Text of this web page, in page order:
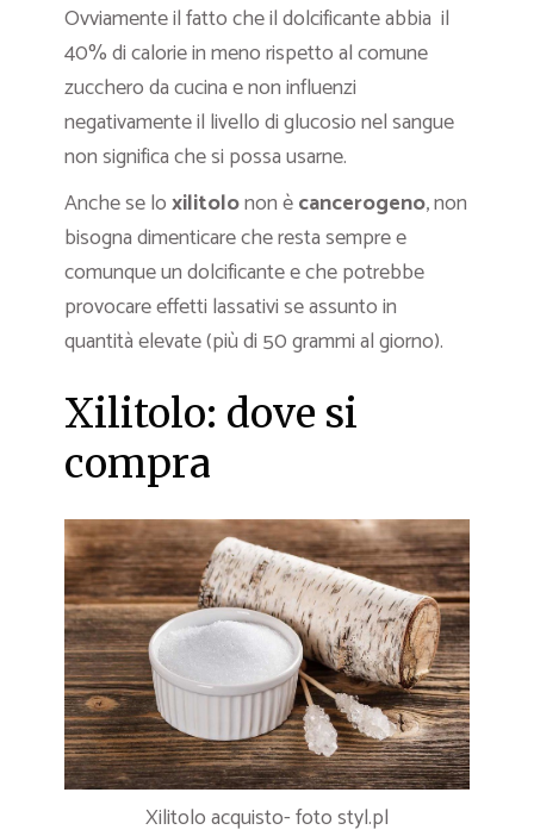
Ovviamente il fatto che il dolcificante abbia il
40% di calorie in meno rispetto al comune
zucchero da cucina e non influenzi
negativamente il livello di glucosio nel sangue
non significa che si possa usarne.
Anche se loxilitolonon ècancerogeno, non
bisogna dimenticare che resta sempre e
comunque un dolcificante e che potrebbe
provocare effetti lassativi se assunto in
quantità elevate (più di 50 grammi al giorno).
Xilitolo: dove si
compra
Xilitolo acquisto- foto styl.pl